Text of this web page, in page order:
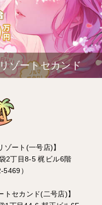
ゾートセカンド
ゾート(一号店)】
2丁目8-5 梶ビル6階
5469）
トセカンド(二号店)】